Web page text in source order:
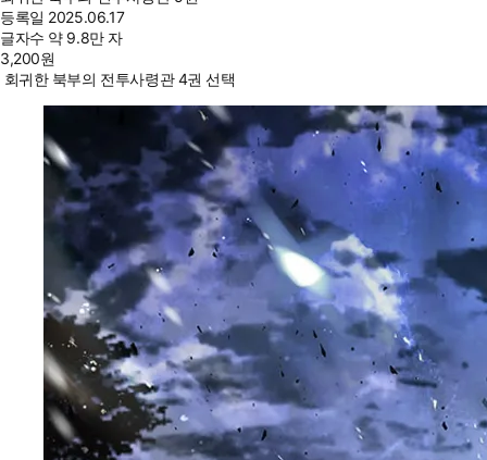
등록일 2025.06.17
글자수 약 9.8만 자
3,200원
회귀한 북부의 전투사령관 4권 선택